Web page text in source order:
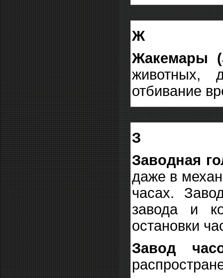
Ж
Жакемары
животных,
отбивание
З
Заводная
даже в
часах.
завода и
остановки
Завод